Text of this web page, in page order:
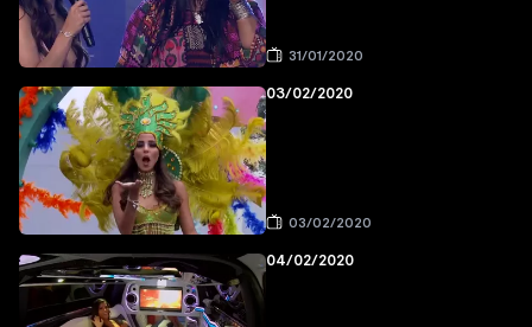
31/01/2020
03/02/2020
03/02/2020
04/02/2020